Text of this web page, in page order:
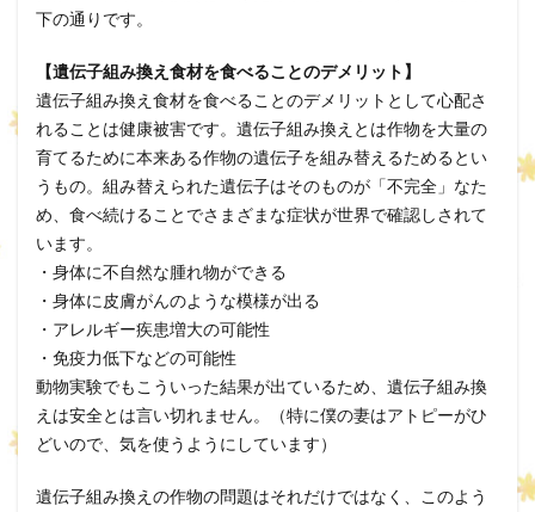
下の通りです。
【遺伝子組み換え食材を食べることのデメリット】
遺伝子組み換え食材を食べることのデメリットとして心配さ
れることは健康被害です。遺伝子組み換えとは作物を大量の
育てるために本来ある作物の遺伝子を組み替えるためるとい
うもの。組み替えられた遺伝子はそのものが「不完全」なた
め、食べ続けることでさまざまな症状が世界で確認しされて
います。
・身体に不自然な腫れ物ができる
・身体に皮膚がんのような模様が出る
・アレルギー疾患増大の可能性
・免疫力低下などの可能性
動物実験でもこういった結果が出ているため、遺伝子組み換
えは安全とは言い切れません。（特に僕の妻はアトピーがひ
どいので、気を使うようにしています）
遺伝子組み換えの作物の問題はそれだけではなく、このよう